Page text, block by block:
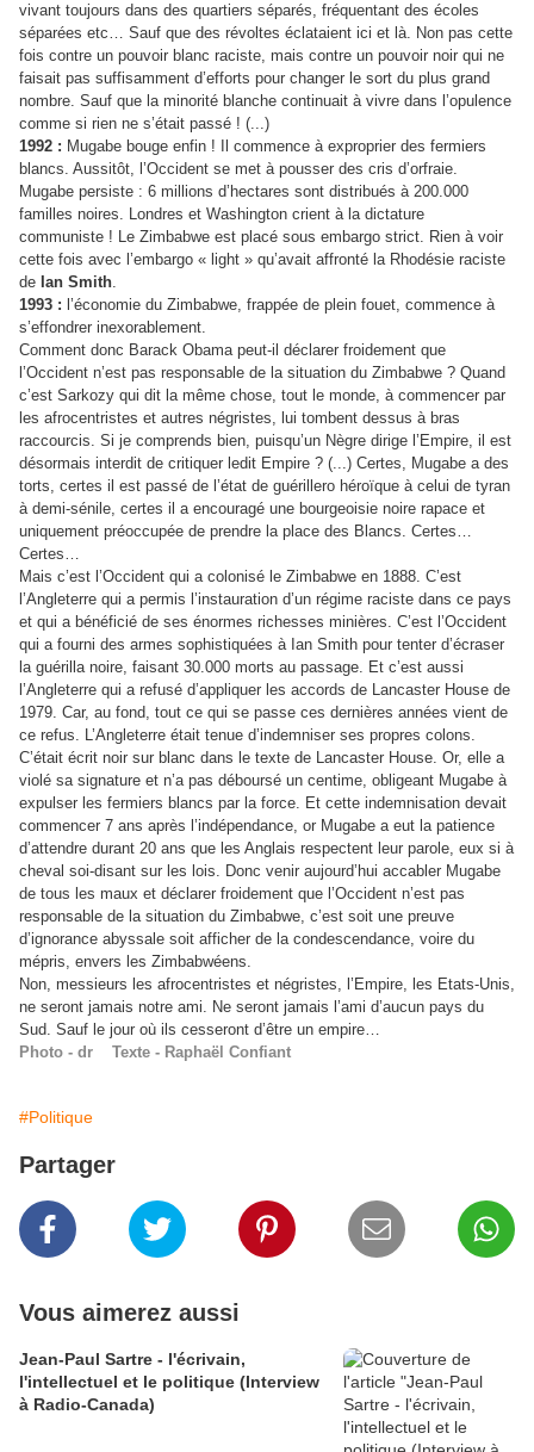
vivant toujours dans des quartiers séparés, fréquentant des écoles
séparées etc… Sauf que des révoltes éclataient ici et là. Non pas cette
fois contre un pouvoir blanc raciste, mais contre un pouvoir noir qui ne
faisait pas suffisamment d’efforts pour changer le sort du plus grand
nombre. Sauf que la minorité blanche continuait à vivre dans l’opulence
comme si rien ne s’était passé ! (...)
1992 : Mugabe bouge enfin ! Il commence à exproprier des fermiers
blancs. Aussitôt, l’Occident se met à pousser des cris d’orfraie.
Mugabe persiste : 6 millions d’hectares sont distribués à 200.000
familles noires. Londres et Washington crient à la dictature
communiste ! Le Zimbabwe est placé sous embargo strict. Rien à voir
cette fois avec l’embargo « light » qu’avait affronté la Rhodésie raciste
de Ian Smith.
1993 : l’économie du Zimbabwe, frappée de plein fouet, commence à
s’effondrer inexorablement.
Comment donc Barack Obama peut-il déclarer froidement que
l’Occident n’est pas responsable de la situation du Zimbabwe ? Quand
c’est Sarkozy qui dit la même chose, tout le monde, à commencer par
les afrocentristes et autres négristes, lui tombent dessus à bras
raccourcis. Si je comprends bien, puisqu’un Nègre dirige l’Empire, il est
désormais interdit de critiquer ledit Empire ? (...) Certes, Mugabe a des
torts, certes il est passé de l’état de guérillero héroïque à celui de tyran
à demi-sénile, certes il a encouragé une bourgeoisie noire rapace et
uniquement préoccupée de prendre la place des Blancs. Certes…
Certes…
Mais c’est l’Occident qui a colonisé le Zimbabwe en 1888. C’est
l’Angleterre qui a permis l’instauration d’un régime raciste dans ce pays
et qui a bénéficié de ses énormes richesses minières. C’est l’Occident
qui a fourni des armes sophistiquées à Ian Smith pour tenter d’écraser
la guérilla noire, faisant 30.000 morts au passage. Et c’est aussi
l’Angleterre qui a refusé d’appliquer les accords de Lancaster House de
1979. Car, au fond, tout ce qui se passe ces dernières années vient de
ce refus. L’Angleterre était tenue d’indemniser ses propres colons.
C’était écrit noir sur blanc dans le texte de Lancaster House. Or, elle a
violé sa signature et n’a pas déboursé un centime, obligeant Mugabe à
expulser les fermiers blancs par la force. Et cette indemnisation devait
commencer 7 ans après l’indépendance, or Mugabe a eut la patience
d’attendre durant 20 ans que les Anglais respectent leur parole, eux si à
cheval soi-disant sur les lois. Donc venir aujourd’hui accabler Mugabe
de tous les maux et déclarer froidement que l’Occident n’est pas
responsable de la situation du Zimbabwe, c’est soit une preuve
d’ignorance abyssale soit afficher de la condescendance, voire du
mépris, envers les Zimbabwéens.
Non, messieurs les afrocentristes et négristes, l’Empire, les Etats-Unis,
ne seront jamais notre ami. Ne seront jamais l’ami d’aucun pays du
Sud. Sauf le jour où ils cesseront d’être un empire…
Photo - dr Texte - Raphaël Confiant
#Politique
Partager
Vous aimerez aussi
Jean-Paul Sartre - l'écrivain,
l'intellectuel et le politique (Interview
à Radio-Canada)